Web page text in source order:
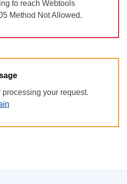
to reach Webtools
Method Not Allowed.
processing your request.